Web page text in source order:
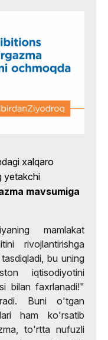
xalqaro
yetakchi
mavsumiga
mamlakat
rivojlantirishga
bu uning
iqtisodiyotini
bilan faxrlanadi!"
Buni o'tgan
ham ko'rsatib
to'rtta nufuzli